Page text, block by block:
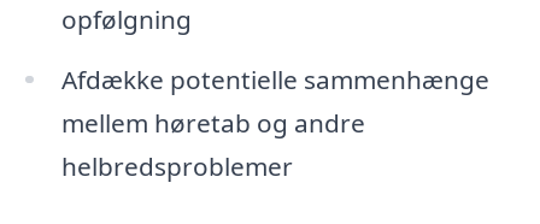
opfølgning
Afdække potentielle sammenhænge
mellem høretab og andre
helbredsproblemer